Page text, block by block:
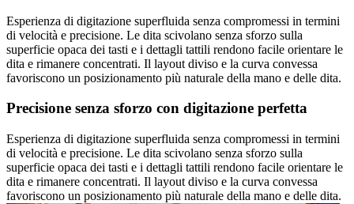
Esperienza di digitazione superfluida senza compromessi in termini
di velocità e precisione. Le dita scivolano senza sforzo sulla
superficie opaca dei tasti e i dettagli tattili rendono facile orientare le
dita e rimanere concentrati. Il layout diviso e la curva convessa
favoriscono un posizionamento più naturale della mano e delle dita.
Precisione senza sforzo con digitazione perfetta
Esperienza di digitazione superfluida senza compromessi in termini
di velocità e precisione. Le dita scivolano senza sforzo sulla
superficie opaca dei tasti e i dettagli tattili rendono facile orientare le
dita e rimanere concentrati. Il layout diviso e la curva convessa
favoriscono un posizionamento più naturale della mano e delle dita.